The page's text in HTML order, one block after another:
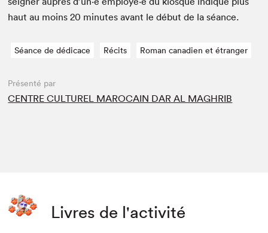
haut au moins20 min­utes avant le début de la séance.
Séance de dédicace Récits Roman canadien et étranger
Présenté par
CENTRE CULTUREL MAROCAIN DAR AL MAGHRIB
Livres de l'activité